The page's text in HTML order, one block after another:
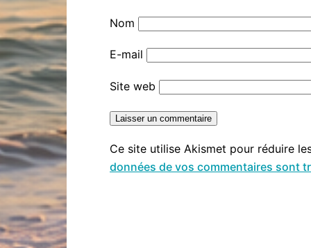
Nom
E-mail
Site web
Ce site utilise Akismet pour réduire
données de vos commentaires sont